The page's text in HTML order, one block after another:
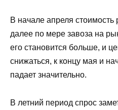
В начале апреля
далее по мере завоза на
его становится больше, и
снижаться, к концу мая и
падает значительно.
В летний период спрос